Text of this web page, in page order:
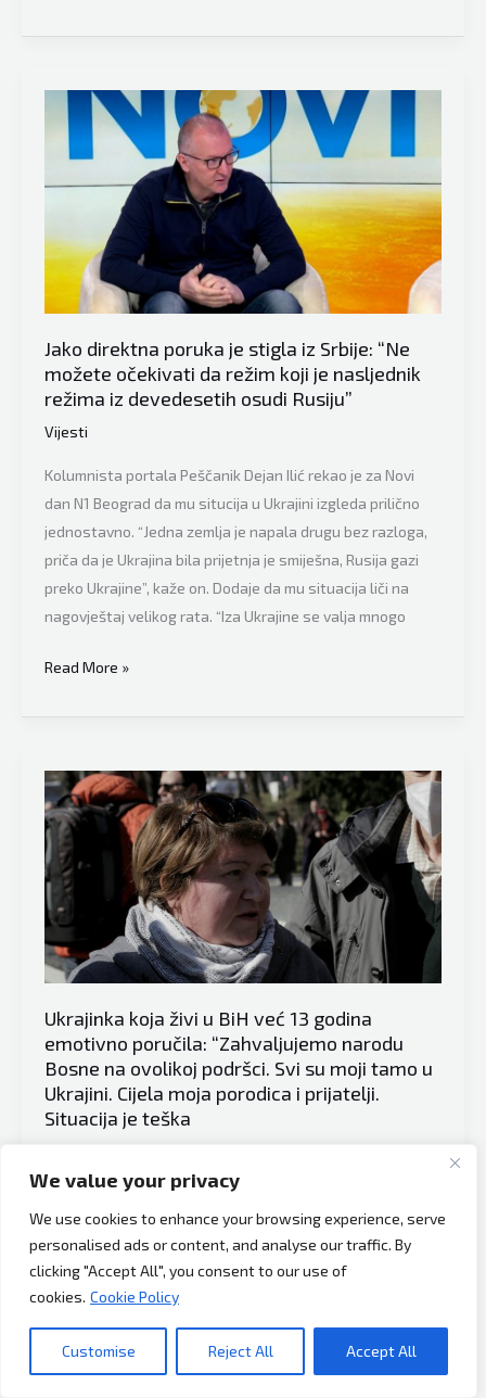
We value your privacy
We use cookies to enhance your browsing experience, serve
personalised ads or content, and analyse our traffic. By
clicking "Accept All", you consent to our use of
cookies. Cookie Policy
Customise Reject All Accept All
objavio,
udarac
Vladimira
Putina:
zabranila
prolazak
ruskih
brodova
prema
Crnom
moru
Jako direktna poruka je stigla iz Srbije: “Ne
možete očekivati da režim koji je nasljednik
režima iz devedesetih osudi Rusiju”
Vijesti
Kolumnista portala Peščanik Dejan Ilić rekao je za Novi
dan N1 Beograd da mu situcija u Ukrajini izgleda prilično
jednostavno. “Jedna zemlja je napala drugu bez razloga,
priča da je Ukrajina bila prijetnja je smiješna, Rusija gazi
preko Ukrajine”, kaže on. Dodaje da mu situacija liči na
nagovještaj velikog rata. “Iza Ukrajine se valja mnogo
Jako
poruka
stigla
iz
Srbije:
“Ne
možete
očekivati
da
režim
nasljednik
režima
iz
osudi
Read More »
Ukrajinka koja živi u BiH već 13 godina
emotivno poručila: “Zahvaljujemo narodu
Bosne na ovolikoj podršci. Svi su moji tamo u
Ukrajini. Cijela moja porodica i prijatelji.
Situacija je teška
U Sarajevu, glavnom gradu Bosne i Hercegovine, u petak
su održani protesti protiv napada Rusije na Ukrajinu, javlja
Anadolu Agency (AA). Iz Sarajeva je poslana poruka
podrške miru i poziv međunarodnoj zajednici da zaustavi
stradanje nevinih ljudi. Među okupljenima je i bila
Ukrajinka Lesia koja je u izjavi za AA rekla da u Bosni i